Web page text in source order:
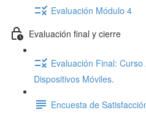
Evaluación Módulo 4
Evaluación final y cierre
Evaluación Final:
Dispositivos Móviles.
Encuesta de